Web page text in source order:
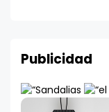
Publicidad